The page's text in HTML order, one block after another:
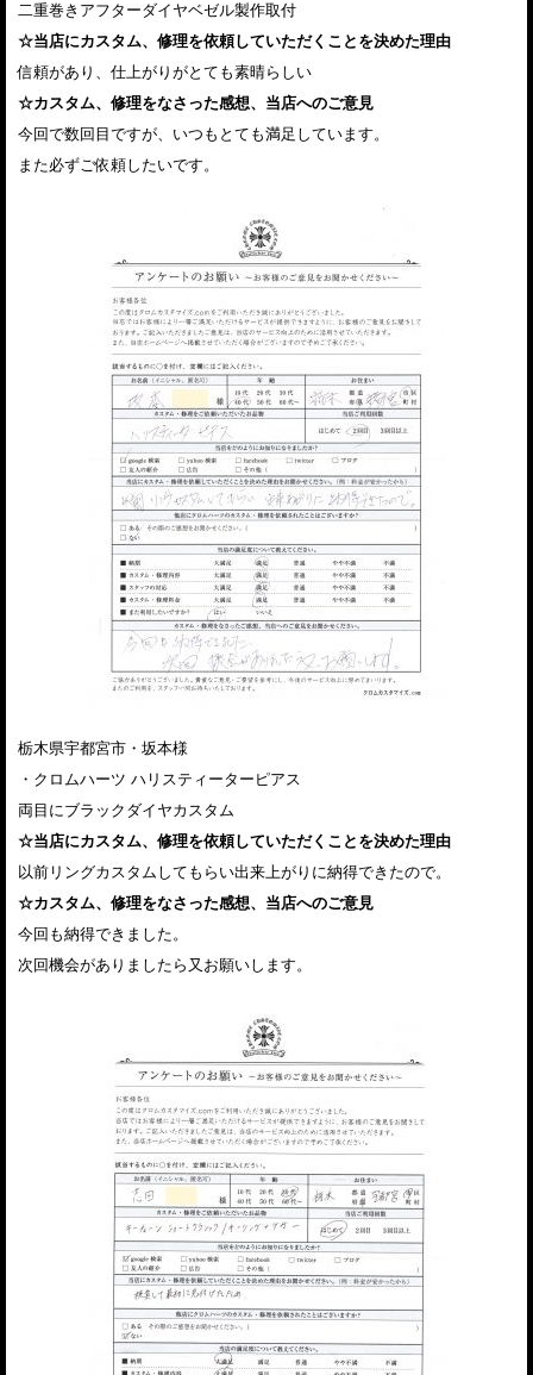
二重巻きアフターダイヤベゼル製作取付
☆当店にカスタム、修理を依頼していただくことを決めた理由
信頼があり、仕上がりがとても素晴らしい
☆カスタム、修理をなさった感想、当店へのご意見
今回で数回目ですが、いつもとても満足しています。
また必ずご依頼したいです。
栃木県宇都宮市・坂本様
・クロムハーツ ハリスティーターピアス
両目にブラックダイヤカスタム
☆当店にカスタム、修理を依頼していただくことを決めた理由
以前リングカスタムしてもらい出来上がりに納得できたので。
☆カスタム、修理をなさった感想、当店へのご意見
今回も納得できました。
次回機会がありましたら又お願いします。